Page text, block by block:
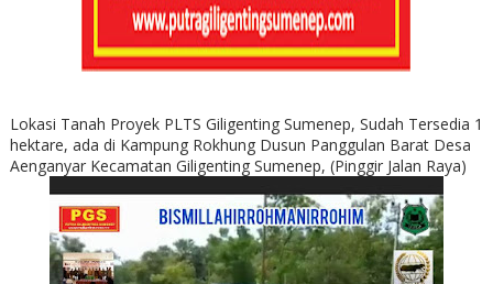
Lokasi Tanah Proyek PLTS Giligenting Sumenep, Sudah Tersedia 1
hektare, ada di Kampung Rokhung Dusun Panggulan Barat Desa
Aenganyar Kecamatan Giligenting Sumenep, (Pinggir Jalan Raya)